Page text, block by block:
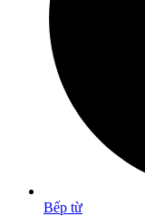
Bếp từ